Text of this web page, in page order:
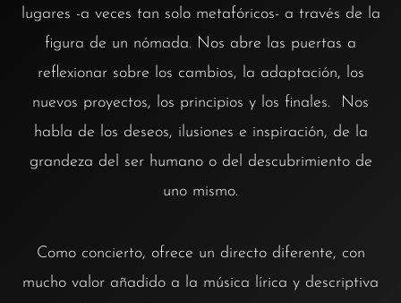
lugares -a veces tan solo metafóricos- a través de la
figura de un nómada. Nos abre las puertas a
reflexionar sobre los cambios, la adaptación, los
nuevos proyectos, los principios y los finales. Nos
habla de los deseos, ilusiones e inspiración, de la
grandeza del ser humano o del descubrimiento de
uno mismo.
Como concierto, ofrece un directo diferente, con
mucho valor añadido a la música lírica y descriptiva